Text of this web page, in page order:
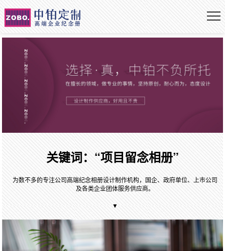
关键词：“项目留念相册”
为数不多的专注公司高端纪念相册设计制作机构，国企、政府单位、上市公司
及各类企业团体服务供应商。
▼